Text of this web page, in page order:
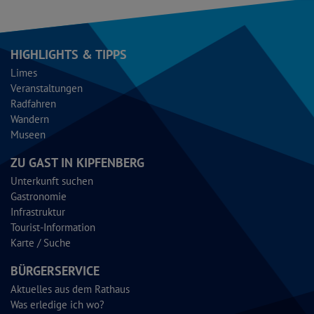
HIGHLIGHTS & TIPPS
Limes
Veranstaltungen
Radfahren
Wandern
Museen
ZU GAST IN KIPFENBERG
Unterkunft suchen
Gastronomie
Infrastruktur
Tourist-Information
Karte / Suche
BÜRGERSERVICE
Aktuelles aus dem Rathaus
Was erledige ich wo?